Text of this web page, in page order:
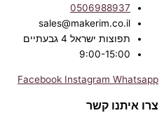
0506988937
sales@makerim.co.il
תפוצות ישראל 4 גבעתיים
9:00-15:00
Facebook Instagram Whatsapp
צרו איתנו קשר